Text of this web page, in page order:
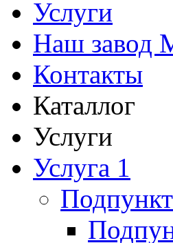
Услуги
Наш завод
Контакты
Каталлог
Услуги
Услуга 1